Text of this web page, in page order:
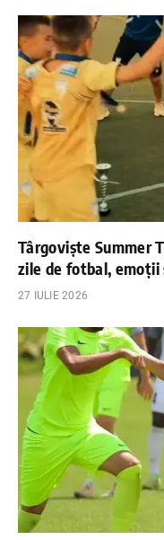
Târgoviște Summer
zile de fotbal,
27 IULIE 2026